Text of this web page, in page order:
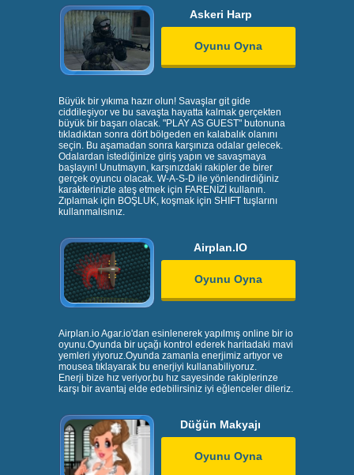
Askeri Harp
Oyunu Oyna
Büyük bir yıkıma hazır olun! Savaşlar git gide
ciddileşiyor ve bu savaşta hayatta kalmak gerçekten
büyük bir başarı olacak. "PLAY AS GUEST" butonuna
tıkladıktan sonra dört bölgeden en kalabalık olanını
seçin. Bu aşamadan sonra karşınıza odalar gelecek.
Odalardan istediğinize giriş yapın ve savaşmaya
başlayın! Unutmayın, karşınızdaki rakipler de birer
gerçek oyuncu olacak. W-A-S-D ile yönlendirdiğiniz
karakterinizle ateş etmek için FARENİZİ kullanın.
Zıplamak için BOŞLUK, koşmak için SHIFT tuşlarını
kullanmalısınız.
Airplan.IO
Oyunu Oyna
Airplan.io Agar.io'dan esinlenerek yapılmış online bir io
oyunu.Oyunda bir uçağı kontrol ederek haritadaki mavi
yemleri yiyoruz.Oyunda zamanla enerjimiz artıyor ve
mousea tıklayarak bu enerjiyi kullanabiliyoruz.
Enerji bize hız veriyor,bu hız sayesinde rakiplerinze
karşı bir avantaj elde edebilirsiniz iyi eğlenceler dileriz.
Düğün Makyajı
Oyunu Oyna